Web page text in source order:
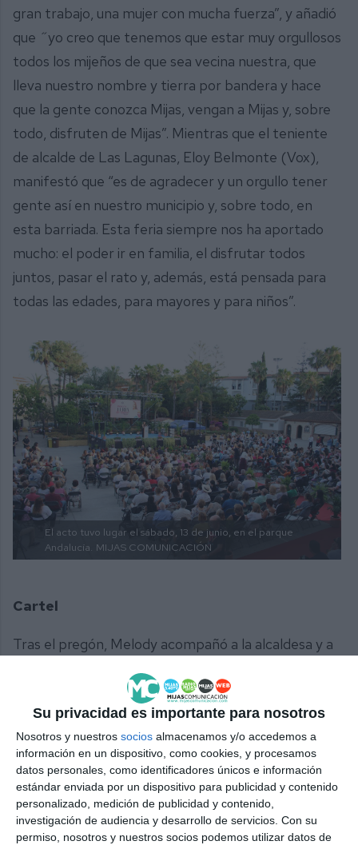
Su privacidad es importante para nosotros
Nosotros y nuestros socios almacenamos y/o accedemos a
información en un dispositivo, como cookies, y procesamos
datos personales, como identificadores únicos e información
estándar enviada por un dispositivo para publicidad y contenido
personalizado, medición de publicidad y contenido,
investigación de audiencia y desarrollo de servicios. Con su
permiso, nosotros y nuestros socios podemos utilizar datos de
gran trabajo, una mujer con mucha fuerza”, y añadió
que ˝yo creo que tenemos que estar muy orgullosos
todos los mijeños de que sea vecina nuestra, que
lleva nuestro nombre y tierra por bandera y hace
que la gente conozca Mijas, vengan a Mijas y, sobre
todo, disfruten de Mijas”. Mientras que el teniente
de alcalde de Las Lagunas, Eloy Belmonte (Vox),
manifestó que “es de agradecer y un orgullo tener
gente así en nuestro municipio y, sobre todo, en
esta barriada. Esta feria siempre nos ha aportado
mucho: el poder ir en familia, el disfrutar todos
juntos, pasar el rato y, además, está pensada para
todas las edades, para mayores y para niños”.
El acto tuvo lugar el sábado, 13 de junio, en el parque
Andalucía. MIJAS COMUNICACIÓN
Cartel
Tras el pregón, Melody acompañó a la alcaldesa y a
descubrir el cartel anunciador de la feria, obra de
Mijas Comunicación. “Hemos tenido un pregón de
bandera, disfrutando de dos grandes artistas:
Melody e Isabel Guerrero en el escenario. Se ha
notado que Las Lagunas tiene ganas de feria, tiene
ganas de pasarlo bien y de disfrutar”, destacó
Marín, quien adelantó que “vamos a tener grandes